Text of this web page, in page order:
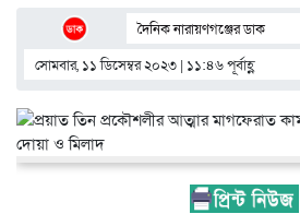
দৈনিক নারায়ণগঞ্জের ডাক
সোমবার, ১১ ডিসেম্বর ২০২৩ | ১১:৪৬ পূর্বাহ্ণ